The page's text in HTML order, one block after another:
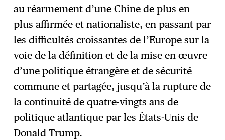
au réarmement d’une Chine de plus en
plus affirmée et nationaliste, en passant par
les difficultés croissantes de l’Europe sur la
voie de la définition et de la mise en œuvre
d’une politique étrangère et de sécurité
commune et partagée, jusqu’à la rupture de
la continuité de quatre-vingts ans de
politique atlantique par les États-Unis de
Donald Trump.